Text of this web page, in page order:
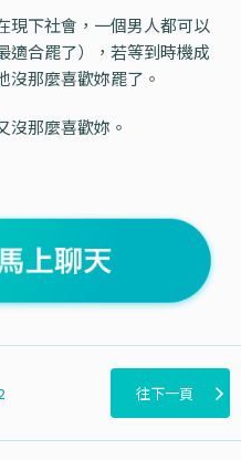
現下社會，一個男人都可以
適合罷了），若等到時機成
沒那麼喜歡妳罷了。
沒那麼喜歡妳。
往下一頁